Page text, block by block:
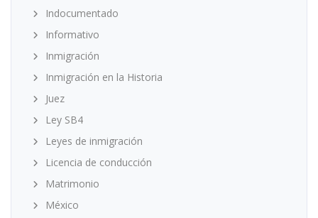
Indocumentado
Informativo
Inmigración
Inmigración en la Historia
Juez
Ley SB4
Leyes de inmigración
Licencia de conducción
Matrimonio
México